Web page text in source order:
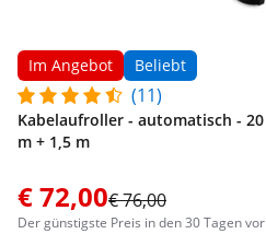
Im Angebot Beliebt
(11)
Kabelaufroller - automatisch - 20
m + 1,5 m
€ 72,00€ 76,00
Der günstigste Preis in den 30 Tagen vor